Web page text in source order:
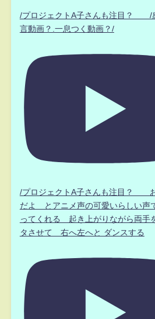
/プロジェクトA子さんも注目？ /
言動画？.一息つく動画？/
/プロジェクトA子さんも注目？
だよ とアニメ声の可愛いらしい声
ってくれる 起き上がりながら両手
タさせて 右へ左へと ダンスする